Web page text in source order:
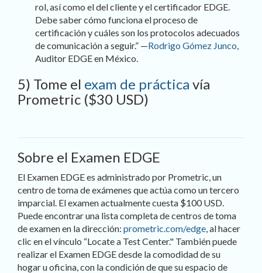
rol, así como el del cliente y el certificador EDGE.
Debe saber cómo funciona el proceso de
certificación y cuáles son los protocolos adecuados
de comunicación a seguir.” —Rodrigo Gómez Junco,
Auditor EDGE en México.
5) Tome el exam de práctica vía
Prometric ($30 USD)
Sobre el Examen EDGE
El Examen EDGE es administrado por Prometric, un
centro de toma de exámenes que actúa como un tercero
imparcial. El examen actualmente cuesta $100 USD.
Puede encontrar una lista completa de centros de toma
de examen en la dirección: prometric.com/edge, al hacer
clic en el vínculo “Locate a Test Center." También puede
realizar el Examen EDGE desde la comodidad de su
hogar u oficina, con la condición de que su espacio de